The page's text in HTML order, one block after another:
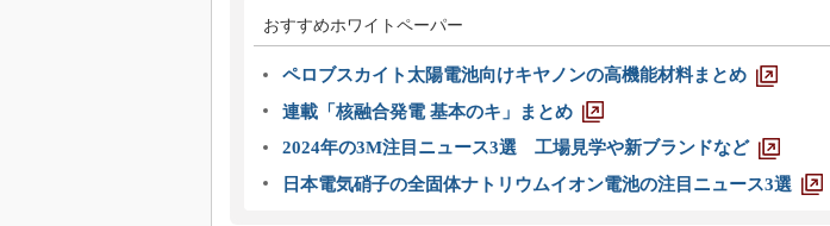
おすすめホワイトペーパー
ペロブスカイト太陽電池向けキヤノンの高機能材料まとめ
連載「核融合発電 基本のキ」まとめ
2024年の3M注目ニュース3選 工場見学や新ブランドなど
日本電気硝子の全固体ナトリウムイオン電池の注目ニュース3選